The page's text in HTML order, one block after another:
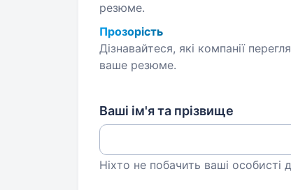
резюме.
Прозорість
Дізнавайтеся, які компанії
ваше резюме.
Ваші ім'я та прізвище
Ніхто не побачить ваші особисті